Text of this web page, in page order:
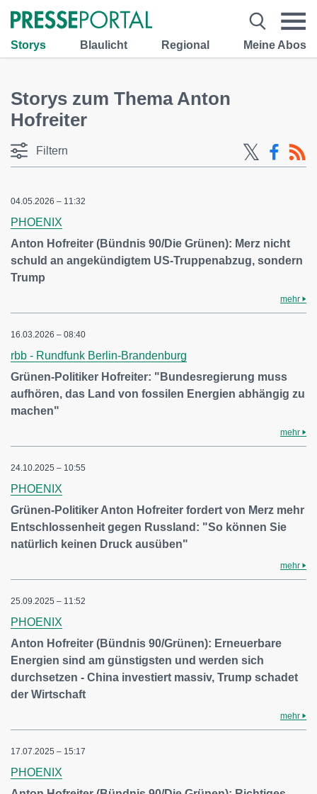
Storys Blaulicht Regional Meine Abos
Storys zum Thema Anton
Hofreiter
Filtern
04.05.2026 – 11:32
PHOENIX
Anton Hofreiter (Bündnis 90/Die Grünen): Merz nicht
schuld an angekündigtem US-Truppenabzug, sondern
Trump
mehr
16.03.2026 – 08:40
rbb - Rundfunk Berlin-Brandenburg
Grünen-Politiker Hofreiter: "Bundesregierung muss
aufhören, das Land von fossilen Energien abhängig zu
machen"
mehr
24.10.2025 – 10:55
PHOENIX
Grünen-Politiker Anton Hofreiter fordert von Merz mehr
Entschlossenheit gegen Russland: "So können Sie
natürlich keinen Druck ausüben"
mehr
25.09.2025 – 11:52
PHOENIX
Anton Hofreiter (Bündnis 90/Grünen): Erneuerbare
Energien sind am günstigsten und werden sich
durchsetzen - China investiert massiv, Trump schadet
der Wirtschaft
mehr
17.07.2025 – 15:17
PHOENIX